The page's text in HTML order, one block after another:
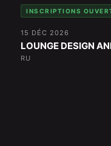
INSCRIPTIONS
15 DÉC 2026
LOUNGE DESIGN
RU